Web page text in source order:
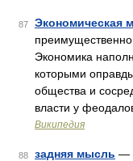
87 Экономическая
преимущественно
Экономика
которыми
общества и
власти у
Википедия
88 задняя мысль —